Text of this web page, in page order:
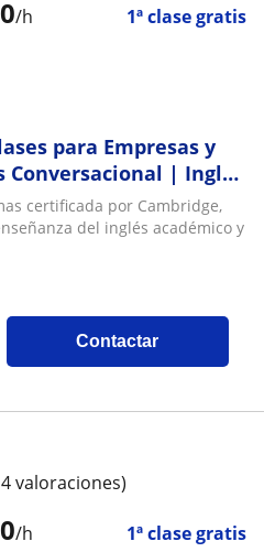
/h 1ª clase gratis
para Empresas y
| Inglés
para las
en escuchar y
de idiomas
certificada por Cambridge,
del inglés académico y
Contactar
/h 1ª clase gratis
valoraciones)